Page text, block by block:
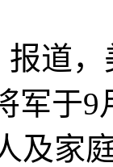
道
军于
及家